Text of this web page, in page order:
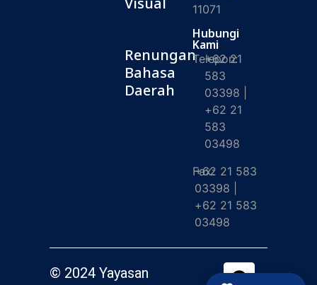
Renungan
Bahasa
Daerah
11071
Hubungi
Kami
Telepon:
+62 21
583
03398 |
+62 21
583
03498
Fax:
+62 21 583
03398 |
+62 21 583
03498
© 2024 Yayasan